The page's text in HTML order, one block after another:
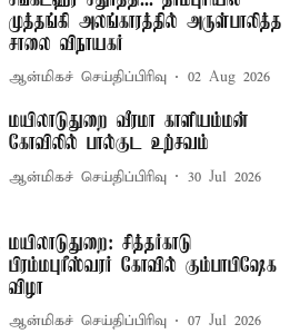
முத்தங்கி அலங்காரத்தில் அருள்பாலித்த
சாலை விநாயகர்
ஆன்மிகச் செய்திப்பிரிவு 02 Aug 2026
மயிலாடுதுறை வீரமா காளியம்மன்
கோவிலில் பால்குட உற்சவம்
ஆன்மிகச் செய்திப்பிரிவு 30 Jul 2026
மயிலாடுதுறை: சித்தர்காடு
பிரம்மபுரீஸ்வரர் கோவில் கும்பாபிஷேக
விழா
ஆன்மிகச் செய்திப்பிரிவு 07 Jul 2026